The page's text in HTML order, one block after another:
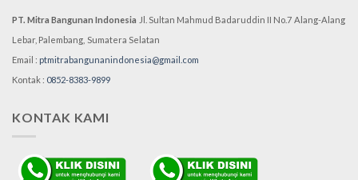
PT. Mitra Bangunan Indonesia Jl. Sultan Mahmud Badaruddin II No.7 Alang-Alang
Lebar, Palembang, Sumatera Selatan
Email : ptmitrabangunanindonesia@gmail.com
Kontak : 0852-8383-9899
KONTAK KAMI